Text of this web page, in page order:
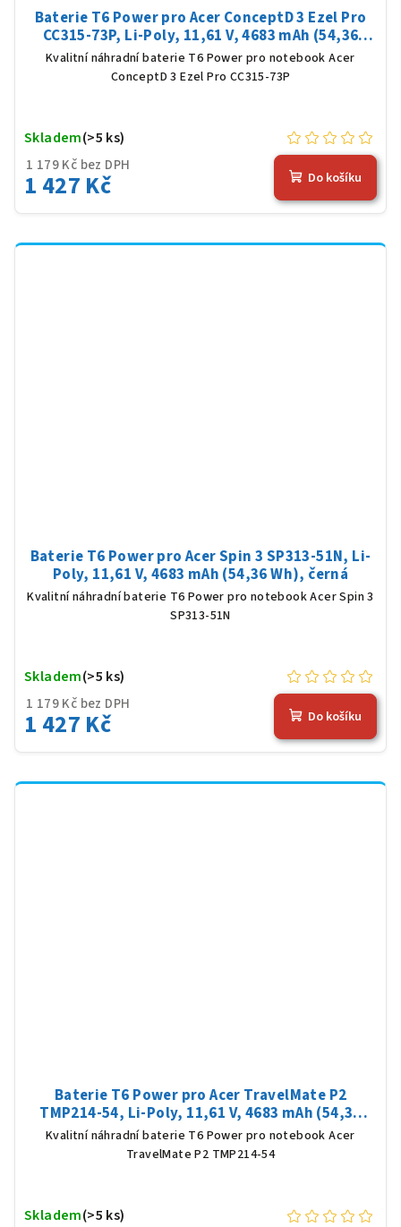
Baterie T6 Power pro Acer ConceptD 3 Ezel Pro
CC315-73P, Li-Poly, 11,61 V, 4683 mAh (54,36
Wh), černá
Kvalitní náhradní baterie T6 Power pro notebook Acer
ConceptD 3 Ezel Pro CC315-73P
1 179 Kč bez DPH
1 427 Kč
Skladem(>5 ks)
Do košíku
Baterie T6 Power pro Acer Spin 3 SP313-51N, Li-
Poly, 11,61 V, 4683 mAh (54,36 Wh), černá
Kvalitní náhradní baterie T6 Power pro notebook Acer Spin 3
SP313-51N
1 179 Kč bez DPH
1 427 Kč
Skladem(>5 ks)
Do košíku
Baterie T6 Power pro Acer TravelMate P2
TMP214-54, Li-Poly, 11,61 V, 4683 mAh (54,36
Wh), černá
Kvalitní náhradní baterie T6 Power pro notebook Acer
TravelMate P2 TMP214-54
Skladem(>5 ks)